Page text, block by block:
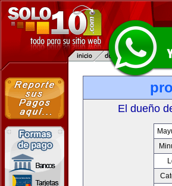
El dueño